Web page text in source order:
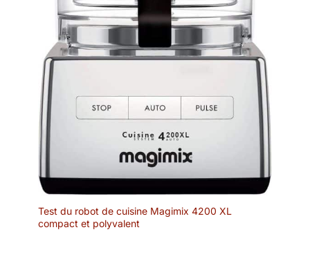
Test du robot de cuisine Magimix 4200 XL
compact et polyvalent